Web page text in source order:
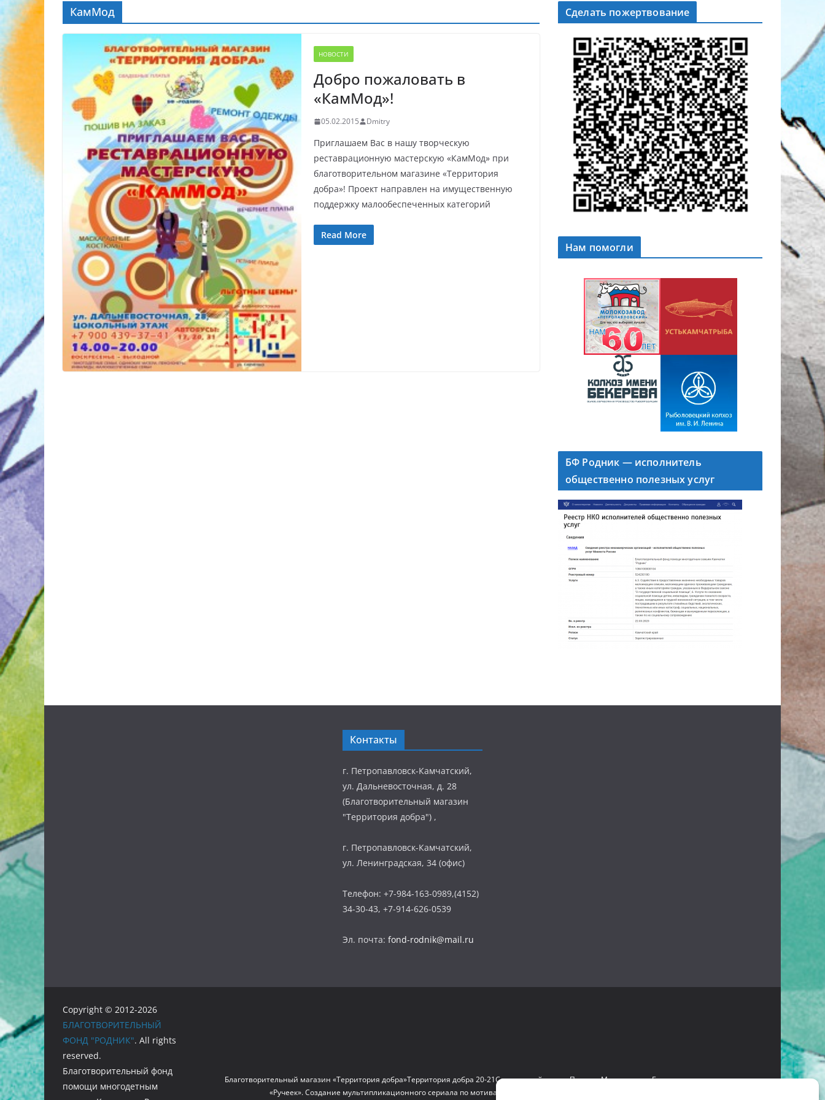
КамМод
НОВОСТИ
Добро пожаловать в
«КамМод»!
05.02.2015 Dmitry
Приглашаем Вас в нашу творческую
реставрационную мастерскую «КамМод» при
благотворительном магазине «Территория
добра»! Проект направлен на имущественную
поддержку малообеспеченных категорий
Read More
Сделать пожертвование
Нам помогли
БФ Родник — исполнитель
общественно полезных услуг
Контакты
г. Петропавловск-Камчатский,
ул. Дальневосточная, д. 28
(Благотворительный магазин
"Территория добра") ,
г. Петропавловск-Камчатский,
ул. Ленинградская, 34 (офис)
Телефон: +7-984-163-0989,(4152)
34-30-43, +7-914-626-0539
Эл. почта: fond-rodnik@mail.ru
Благотворительный магазин «Территория добра»Территория добра 20-21Социальный десантПроект «Мультстудия»Безопасное детство
«Ручеек». Создание мультипликационного сериала по мотивам сказок и на языках коренных народов Камчатки
Copyright © 2012-2026
БЛАГОТВОРИТЕЛЬНЫЙ
ФОНД "РОДНИК". All rights
reserved.
Благотворительный фонд
помощи многодетным